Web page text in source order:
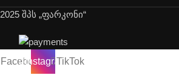
2025 შპს „ფარკონი“
FacebookInstagramTikTok